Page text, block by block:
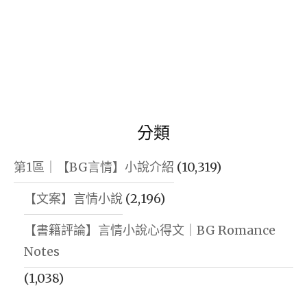
分類
第1區｜【BG言情】小說介紹 (10,319)
【文案】言情小說 (2,196)
【書籍評論】言情小說心得文｜BG Romance
Notes
(1,038)